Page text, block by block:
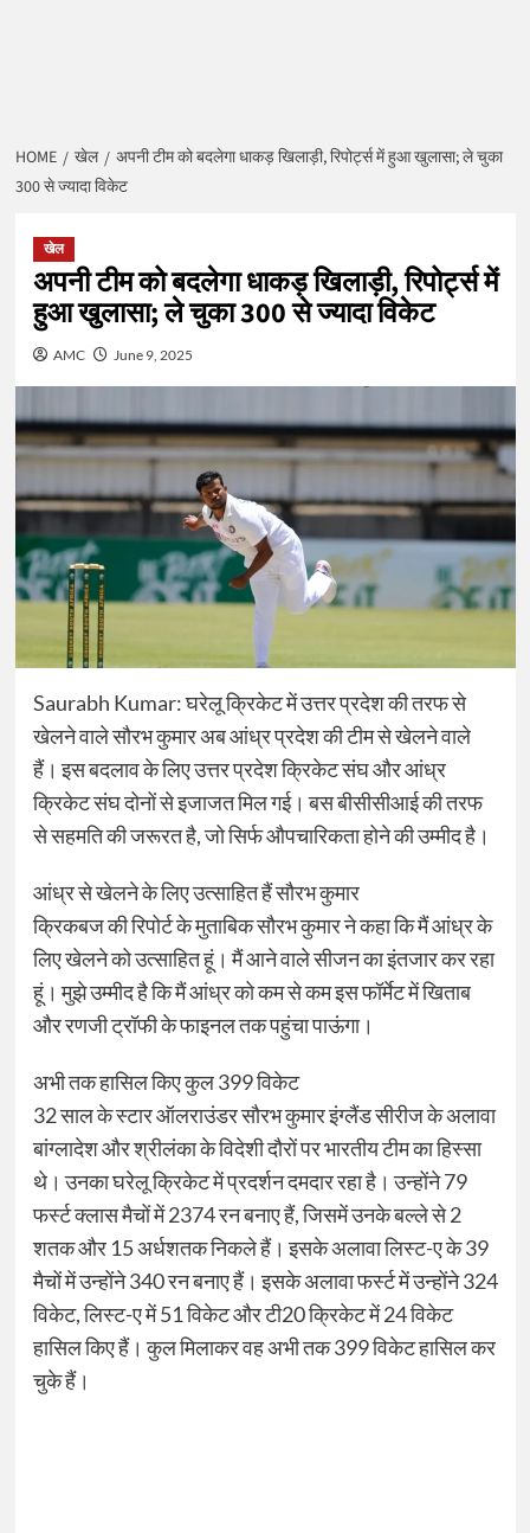
HOME खेल
अपनी टीम को बदलेगा धाकड़ खिलाड़ी, रिपोर्ट्स में हुआ खुलासा; ले चुका
300 से ज्यादा विकेट
खेल
अपनी टीम को बदलेगा धाकड़ खिलाड़ी, रिपोर्ट्स में
हुआ खुलासा; ले चुका 300 से ज्यादा विकेट
AMC June 9, 2025
Saurabh Kumar: घरेलू क्रिकेट में उत्तर प्रदेश की तरफ से
खेलने वाले सौरभ कुमार अब आंध्र प्रदेश की टीम से खेलने वाले
हैं। इस बदलाव के लिए उत्तर प्रदेश क्रिकेट संघ और आंध्र
क्रिकेट संघ दोनों से इजाजत मिल गई। बस बीसीसीआई की तरफ
से सहमति की जरूरत है, जो सिर्फ औपचारिकता होने की उम्मीद है।
आंध्र से खेलने के लिए उत्साहित हैं सौरभ कुमार
क्रिकबज की रिपोर्ट के मुताबिक सौरभ कुमार ने कहा कि मैं आंध्र के
लिए खेलने को उत्साहित हूं। मैं आने वाले सीजन का इंतजार कर रहा
हूं। मुझे उम्मीद है कि मैं आंध्र को कम से कम इस फॉर्मेट में खिताब
और रणजी ट्रॉफी के फाइनल तक पहुंचा पाऊंगा।
अभी तक हासिल किए कुल 399 विकेट
32 साल के स्टार ऑलराउंडर सौरभ कुमार इंग्लैंड सीरीज के अलावा
बांग्लादेश और श्रीलंका के विदेशी दौरों पर भारतीय टीम का हिस्सा
थे। उनका घरेलू क्रिकेट में प्रदर्शन दमदार रहा है। उन्होंने 79
फर्स्ट क्लास मैचों में 2374 रन बनाए हैं, जिसमें उनके बल्ले से 2
शतक और 15 अर्धशतक निकले हैं। इसके अलावा लिस्ट-ए के 39
मैचों में उन्होंने 340 रन बनाए हैं। इसके अलावा फर्स्ट में उन्होंने 324
विकेट, लिस्ट-ए में 51 विकेट और टी20 क्रिकेट में 24 विकेट
हासिल किए हैं। कुल मिलाकर वह अभी तक 399 विकेट हासिल कर
चुके हैं।